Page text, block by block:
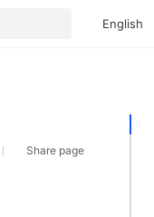
Share page
English